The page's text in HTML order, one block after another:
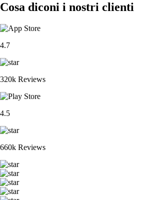
Cosa diconi i nostri clienti
4.7
320k Reviews
4.5
660k Reviews